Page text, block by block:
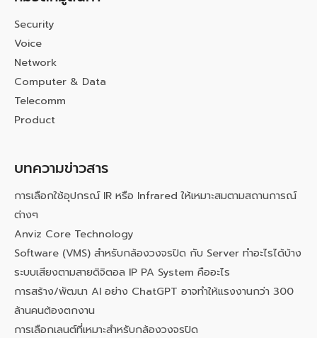
Security
Voice
Network
Computer & Data
Telecomm
Product
บทความข่าวสาร
การเลือกใช้อุปกรณ์ IR หรือ Infrared ให้เหมาะสมตามสถานการณ์
ต่างๆ
Anviz Core Technology
Software (VMS) สำหรับกล้องวงจรปิด กับ Server ทำอะไรได้บ้าง
ระบบเสียงตามสายดิจิตอล IP PA System คืออะไร
การสร้าง/พัฒนา AI อย่าง ChatGPT อาจทำให้แรงงานกว่า 300
ล้านคนต้องตกงาน
การเลือกเลนต์ที่เหมาะสำหรับกล้องวงจรปิด